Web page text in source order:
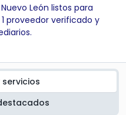
León listos para
proveedor verificado y